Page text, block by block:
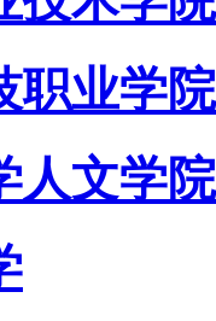
职业学院
人文学院